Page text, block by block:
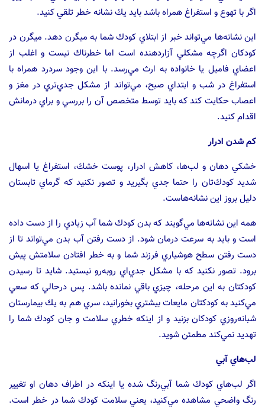
اگر با تهوع و استفراغ همراه باشد بايد يك نشانه خطر تلقي كنيد.
اين نشانه‌ها مي‌تواند خبر از ابتلاي كودك شما به ميگرن دهد. ميگرن در
كودكان اگرچه مشكلي آزار‌دهنده است اما خطرناك نيست و اغلب از
اعضاي فاميل يا خانواده به ارث مي‌رسد. با اين وجود سردرد همراه با
استفراغ در شب و ابتداي صبح، مي‌تواند از مشكل جدي‌تري در مغز و
اعصاب حكايت كند كه بايد توسط متخصص آن را بررسي و براي درمانش
اقدام كنيد.
كم شدن ادرار
خشكي دهان و لب‌ها، كاهش ادرار، پوست خشك، استفراغ يا اسهال
شديد كودك‌تان را حتما جدي بگيريد و تصور نكنيد كه گرماي تابستان
دليل بروز اين نشانه‌هاست.
همه اين نشانه‌ها مي‌گويند كه بدن كودك شما آب زيادي را از دست داده
است و بايد به سرعت درمان شود. از دست رفتن آب بدن مي‌تواند تا از
دست رفتن سطح هوشياري فرزند شما و به خطر افتادن سلامتش پيش
برود. تصور نكنيد كه با مشكل جدي‌اي روبه‌رو نيستيد. شايد تا رسيدن
كودكتان به اين مرحله، چيزي باقي نمانده باشد. پس درحالي كه سعي
مي‌كنيد به كودكتان مايعات بيشتري بخورانيد، سري هم به يك بيمارستان
شبانه‌روزي كودكان بزنيد و از اينكه خطري سلامت و جان كودك شما را
تهديد نمي‌كند مطمئن شويد.
لب‌هاي آبي
اگر لب‌هاي كودك شما آبي‌رنگ شده‌ يا اينكه در اطراف دهان او تغيير
رنگ واضحي مشاهده مي‌كنيد، يعني سلامت كودك شما در خطر است.